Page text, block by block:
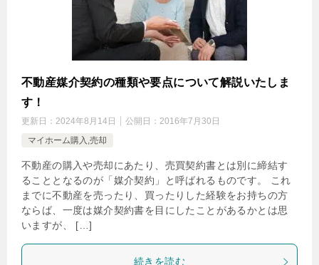
不動産媒介契約の種類や要点について解説いたしま
す！
更新日： 2024年8月14日 公開日： 2016年7月30日
マイホーム購入,売却
不動産の購入や売却にあたり、売買契約書とは別に締結す
ることとなるのが「媒介契約」と呼ばれるものです。 これ
までに不動産を売ったり、買ったりした経験をお持ちの方
ならば、一度は媒介契約書を目にしたことがあるかとは思
いますが、 […]
続きを読む